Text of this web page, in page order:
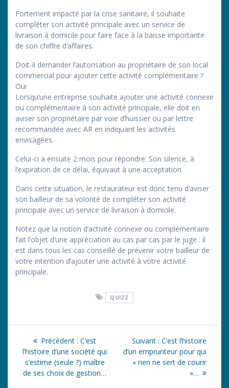
Fortement impacté par la crise sanitaire, il souhaite
compléter son activité principale avec un service de
livraison à domicile pour faire face à la baisse importante
de son chiffre d’affaires.
Doit-il demander l’autorisation au propriétaire de son local
commercial pour ajouter cette activité complémentaire ?
Oui
Lorsqu’une entreprise souhaite ajouter une activité connexe
ou complémentaire à son activité principale, elle doit en
aviser son propriétaire par voie d’huissier ou par lettre
recommandée avec AR en indiquant les activités
envisagées.
Celui-ci a ensuite 2 mois pour répondre. Son silence, à
l’expiration de ce délai, équivaut à une acceptation.
Dans cette situation, le restaurateur est donc tenu d’aviser
son bailleur de sa volonté de compléter son activité
principale avec un service de livraison à domicile.
Notez que la notion d’activité connexe ou complémentaire
fait l’objet d’une appréciation au cas par cas par le juge : il
est dans tous les cas conseillé de prévenir votre bailleur de
votre intention d’ajouter une activité à votre activité
principale.
QUIZZ
Navigation
de
l’article
Précédent : Article
précédent
:
C’est
l’histoire d’une société qui
s’estime (seule ?) maître
de ses choix de gestion…
Suivant : Article
suivant
C’est l’histoire
d’un emprunteur pour qui
« rien ne sert de courir
»…